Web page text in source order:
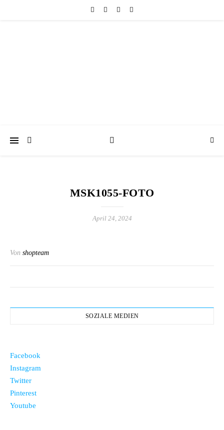
MSK1055-FOTO
April 24, 2024
Von shopteam
SOZIALE MEDIEN
Facebook
Instagram
Twitter
Pinterest
Youtube